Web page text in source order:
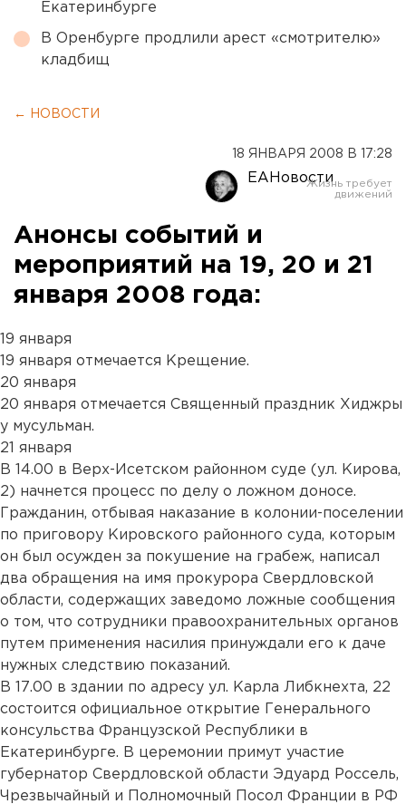
Екатеринбурге
В Оренбурге продлили арест «смотрителю»
кладбищ
← НОВОСТИ
18 ЯНВАРЯ 2008 В 17:28
ЕАНовости
Анонсы событий и
мероприятий на 19, 20 и 21
января 2008 года:
19 января
19 января отмечается Крещение.
20 января
20 января отмечается Священный праздник Хиджры
у мусульман.
21 января
В 14.00 в Верх-Исетском районном суде (ул. Кирова,
2) начнется процесс по делу о ложном доносе.
Гражданин, отбывая наказание в колонии-поселении
по приговору Кировского районного суда, которым
он был осужден за покушение на грабеж, написал
два обращения на имя прокурора Свердловской
области, содержащих заведомо ложные сообщения
о том, что сотрудники правоохранительных органов
путем применения насилия принуждали его к даче
нужных следствию показаний.
В 17.00 в здании по адресу ул. Карла Либкнехта, 22
состоится официальное открытие Генерального
консульства Французской Республики в
Екатеринбурге. В церемонии примут участие
губернатор Свердловской области Эдуард Россель,
Чрезвычайный и Полномочный Посол Франции в РФ